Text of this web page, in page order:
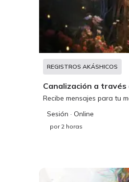
REGISTROS AKÁSHICOS
Canalización a
Recibe mensajes para tu
Sesión · Online
por 2 horas